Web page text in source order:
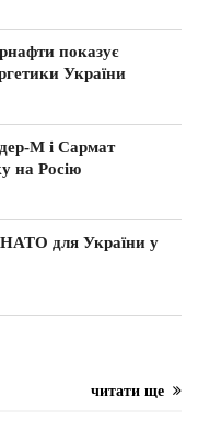
показує
України
М і Сармат
на Росію
НАТО для України у
читати ще